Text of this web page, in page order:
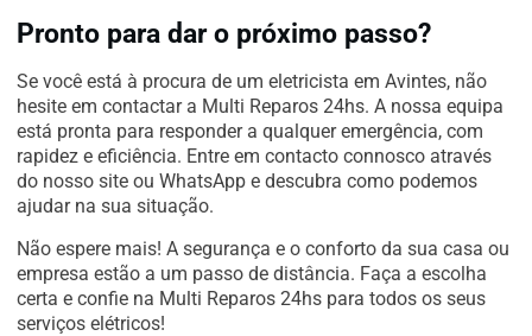
Pronto para dar o próximo passo?
Se você está à procura de um eletricista em Avintes, não
hesite em contactar a Multi Reparos 24hs. A nossa equipa
está pronta para responder a qualquer emergência, com
rapidez e eficiência. Entre em contacto connosco através
do nosso site ou WhatsApp e descubra como podemos
ajudar na sua situação.
Não espere mais! A segurança e o conforto da sua casa ou
empresa estão a um passo de distância. Faça a escolha
certa e confie na Multi Reparos 24hs para todos os seus
serviços elétricos!